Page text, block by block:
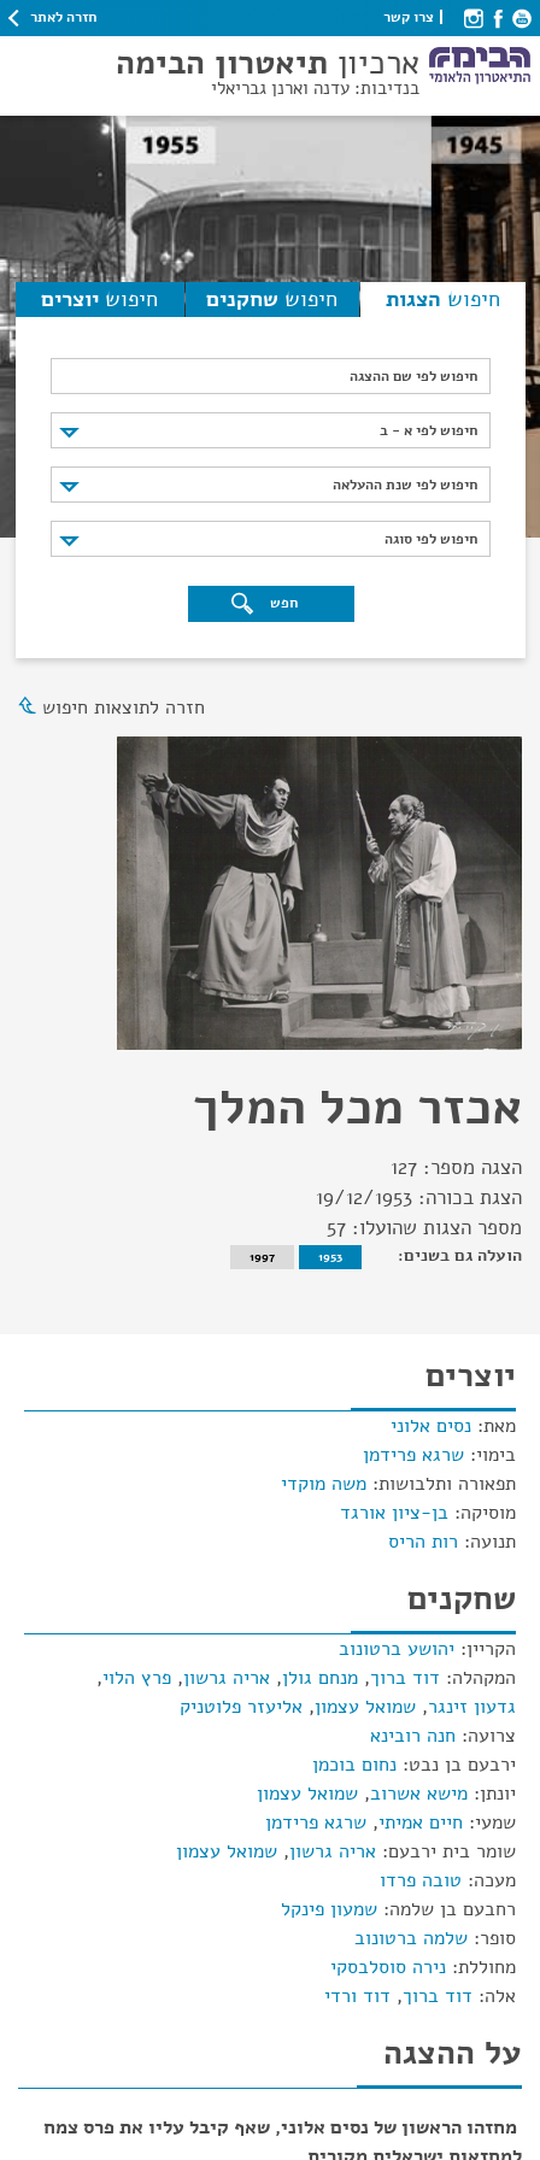
צרו קשר חזרה לאתר
ארכיון תיאטרון הבימה
בנדיבות: עדנה וארנן גבריאלי
חיפוש הצגות חיפוש שחקנים חיפוש יוצרים
חיפוש לפי שם ההצגה
חיפוש לפי א - ב
חיפוש לפי א - ב
חיפוש לפי שנת ההעלאה
חיפוש לפי שנת ההעלאה
חיפוש לפי סוגה
חיפוש לפי סוגה
חפש
חזרה לתוצאות חיפוש
אכזר מכל המלך
הצגה מספר: 127
הצגת בכורה: 19/12/1953
מספר הצגות שהועלו: 57
הועלה גם בשנים: 1953
1997
יוצרים
מאת: נסים אלוני
בימוי: שרגא פרידמן
תפאורה ותלבושות: משה מוקדי
מוסיקה: בן-ציון אורגד
תנועה: רות הריס
שחקנים
הקריין: יהושע ברטונוב
המקהלה: דוד ברוך, מנחם גולן, אריה גרשון, פרץ הלוי,
גדעון זינגר, שמואל עצמון, אליעזר פלוטניק
צרועה: חנה רובינא
ירבעם בן נבט: נחום בוכמן
יונתן: מישא אשרוב, שמואל עצמון
שמעי: חיים אמיתי, שרגא פרידמן
שומר בית ירבעם: אריה גרשון, שמואל עצמון
מעכה: טובה פרדו
רחבעם בן שלמה: שמעון פינקל
סופר: שלמה ברטונוב
מחוללת: נירה סוסלבסקי
אלה: דוד ברוך, דוד ורדי
על ההצגה
מחזהו הראשון של נסים אלוני, שאף קיבל עליו את פרס צמח